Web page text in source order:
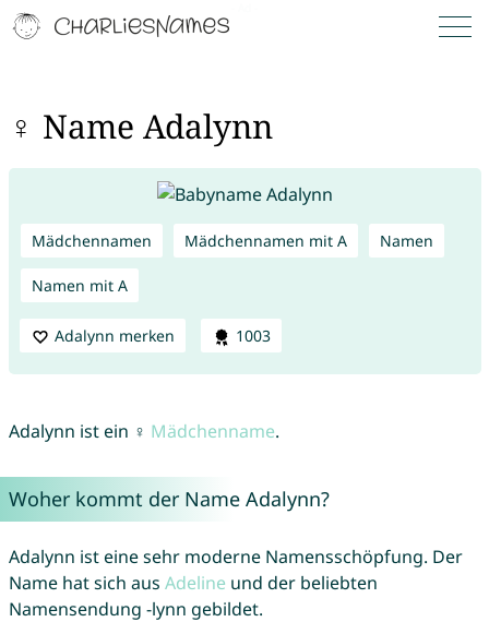
♀ Name Adalynn
Mädchennamen Mädchennamen mit A Namen
Namen mit A
Adalynn merken 1003
Adalynn ist ein ♀ Mädchenname.
Woher kommt der Name Adalynn?
Adalynn ist eine sehr moderne Namensschöpfung. Der
Name hat sich aus Adeline und der beliebten
Namensendung -lynn gebildet.